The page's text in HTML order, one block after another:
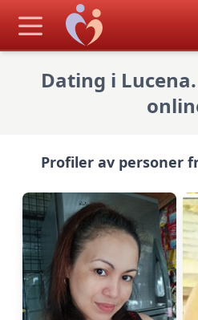
Dating i
Profiler av personer